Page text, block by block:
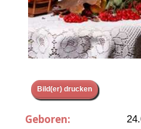
Bild(er) drucken
Geboren: